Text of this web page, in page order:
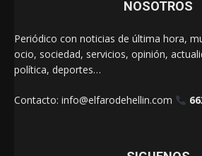
NOSOTROS
Periódico con noticias de última hora,
ocio, sociedad, servicios, opinión,
política, deportes…
Contacto: info@elfarodehellin.com